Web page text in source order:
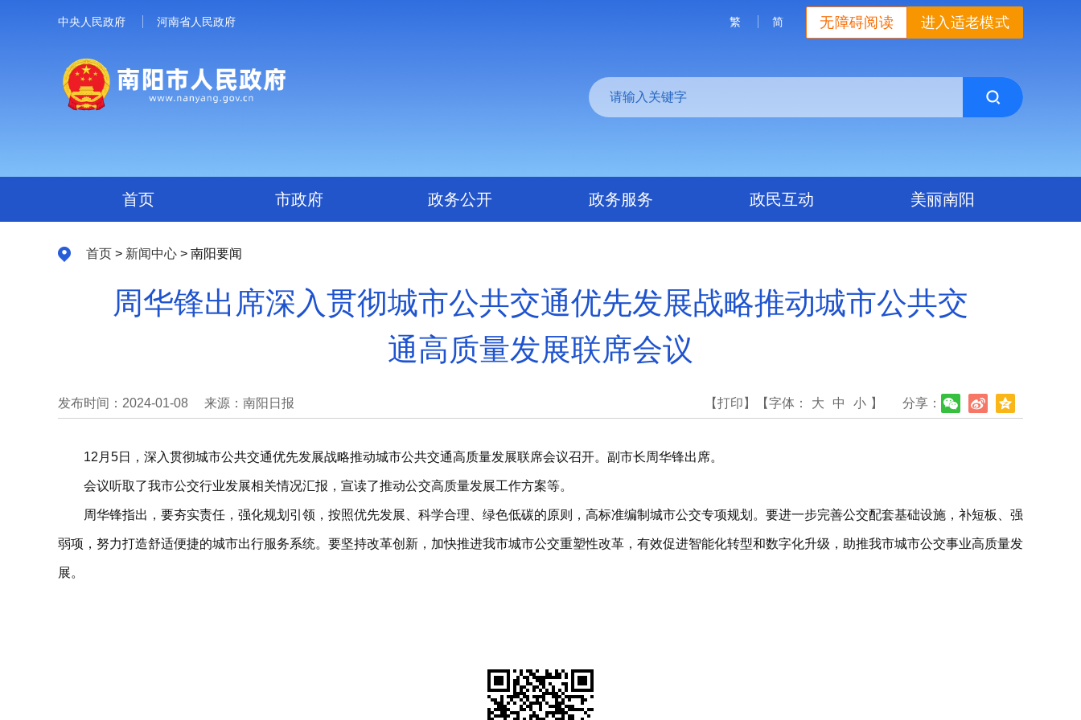
中央人民政府 河南省人民政府 进入适老模式
无障碍阅读
繁 简
首页 市政府 政务公开 政务服务 政民互动 美丽南阳
首页 > 新闻中心 > 南阳要闻
周华锋出席深入贯彻城市公共交通优先发展战略推动城市公共交
通高质量发展联席会议
发布时间：2024-01-08 来源：南阳日报 分享：
【打印】 【字体： 大 中 小 】
12月5日，深入贯彻城市公共交通优先发展战略推动城市公共交通高质量发展联席会议召开。副市长周华锋出席。
会议听取了我市公交行业发展相关情况汇报，宣读了推动公交高质量发展工作方案等。
周华锋指出，要夯实责任，强化规划引领，按照优先发展、科学合理、绿色低碳的原则，高标准编制城市公交专项规划。要进一步完善公交配套基础设施，补短板、强
弱项，努力打造舒适便捷的城市出行服务系统。要坚持改革创新，加快推进我市城市公交重塑性改革，有效促进智能化转型和数字化升级，助推我市城市公交事业高质量发
展。